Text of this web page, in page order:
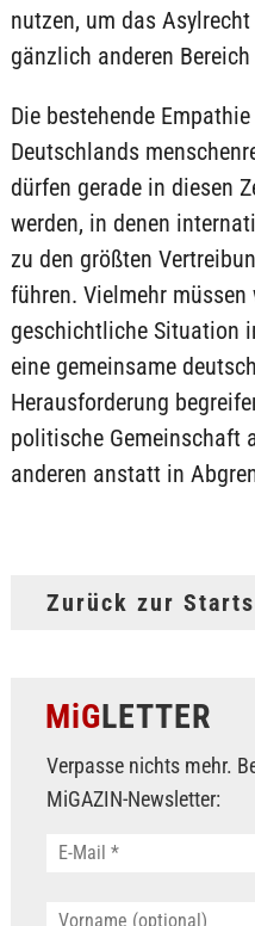
nutzen, um das
gänzlich anderen
Die bestehende
Deutschlands
dürfen gerade in diesen
werden, in denen
zu den größten
führen. Vielmehr
geschichtliche Situation
eine gemeinsame
Herausforderung
politische Gemeinschaft
anderen anstatt in
Zurück zur
MiGLETTER
Verpasse nichts mehr.
MiGAZIN-Newsletter: